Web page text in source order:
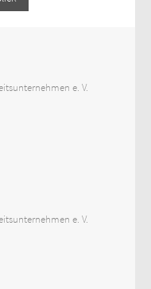
e. V.
e. V.